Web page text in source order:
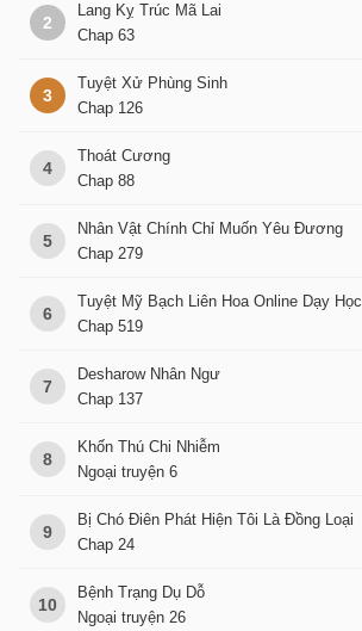
2
Lang Kỵ Trúc Mã Lai
Chap 63
3
Tuyệt Xử Phùng Sinh
Chap 126
4
Thoát Cương
Chap 88
5
Nhân Vật Chính Chỉ Muốn Yêu Đương
Chap 279
6
Tuyệt Mỹ Bạch Liên Hoa Online Dạy Học
Chap 519
7
Desharow Nhân Ngư
Chap 137
8
Khốn Thú Chi Nhiễm
Ngoại truyện 6
9
Bị Chó Điên Phát Hiện Tôi Là Đồng Loại
Chap 24
10
Bệnh Trạng Dụ Dỗ
Ngoại truyện 26